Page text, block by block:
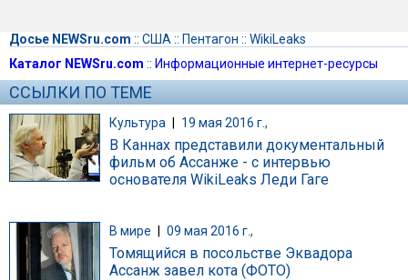
Досье NEWSru.com :: США :: Пентагон :: WikiLeaks
Каталог NEWSru.com :: Информационные интернет-ресурсы
ССЫЛКИ ПО ТЕМЕ
Культура | 19 мая 2016 г.,
В Каннах представили документальный
фильм об Ассанже - с интервью
основателя WikiLeaks Леди Гаге
В мире 09 мая 2016 г.,
Томящийся в посольстве Эквадора
Ассанж завел кота (ФОТО)